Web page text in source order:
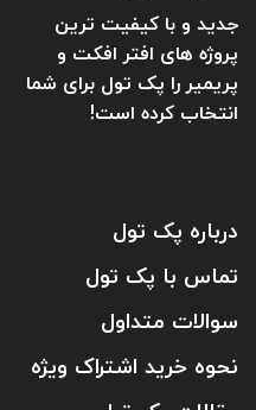
جدید و با کیفیت ترین
پروژه های افتر افکت و
پریمیر را پک تول برای شما
انتخاب کرده است!
درباره پک تول
تماس با پک تول
سوالات متداول
نحوه خرید اشتراک ویژه